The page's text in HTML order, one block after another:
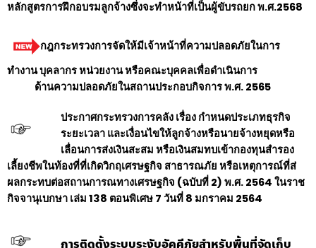
หลักสูตรการฝึกอบรมลูกจ้างซึ่งจะทำหน้าที่เป็นผู้ขับรถยก พ.ศ.2568
กฎกระทรวงการจัดให้มีเจ้าหน้าที่ความปลอดภัยในการ
ทำงาน บุคลากร หน่วยงาน หรือคณะบุคคลเพื่อดำเนินการ
ด้านความปลอดภัยในสถานประกอบกิจการ พ.ศ. 2565
ประกาศกระทรวงการคลัง เรื่อง กำหนดประเภทธุรกิจ
ระยะเวลา และเงื่อนไขให้ลูกจ้างหรือนายจ้างหยุดหรือ
เลื่อนการส่งเงินสะสม หรือเงินสมทบเข้ากองทุนสำรอง
เลี้ยงชีพในท้องที่ที่เกิดวิกฤเศรษฐกิจ สาธารณภัย หรือเหตุการณ์ที่ส่
ผลกระทบต่อสถานการณทางเศรษฐกิจ (ฉบับที่ 2) พ.ศ. 2564 ในราช
กิจจานุเบกษา เล่ม 138 ตอนพิเศษ 7 วันที่ 8 มกราคม 2564
การติดตั้งระบบระงับอัคคีภัยสำหรับพื้นที่จัดเก็บ